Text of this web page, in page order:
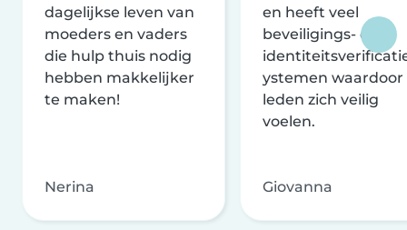
dagelijkse leven van
moeders en vaders
die hulp thuis nodig
hebben makkelijker
te maken!
Nerina
en heeft veel
beveiligings- en
ystemen waardoor
leden zich veilig
voelen.
Giovanna